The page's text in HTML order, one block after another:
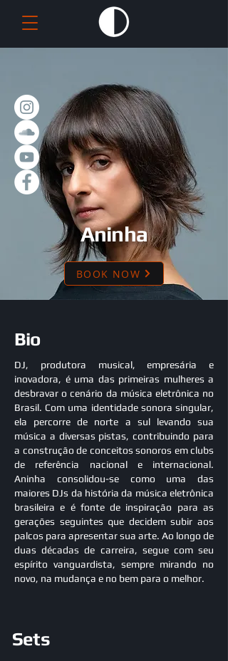
Aninha
BOOK NOW
Bio
DJ, produtora musical, empresária e
inovadora, é uma das primeiras mulheres a
desbravar o cenário da música eletrônica no
Brasil. Com uma identidade sonora singular,
ela percorre de norte a sul levando sua
música a diversas pistas, contribuindo para
a construção de conceitos sonoros em clubs
de referência nacional e internacional.
Aninha consolidou-se como uma das
maiores DJs da história da música eletrônica
brasileira e é fonte de inspiração para as
gerações seguintes que decidem subir aos
palcos para apresentar sua arte. Ao longo de
duas décadas de carreira, segue com seu
espírito vanguardista, sempre mirando no
novo, na mudança e no bem para o melhor.
Sets